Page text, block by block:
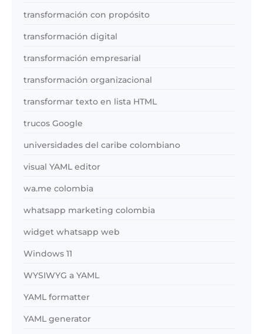
transformación con propósito
transformación digital
transformación empresarial
transformación organizacional
transformar texto en lista HTML
trucos Google
universidades del caribe colombiano
visual YAML editor
wa.me colombia
whatsapp marketing colombia
widget whatsapp web
Windows 11
WYSIWYG a YAML
YAML formatter
YAML generator